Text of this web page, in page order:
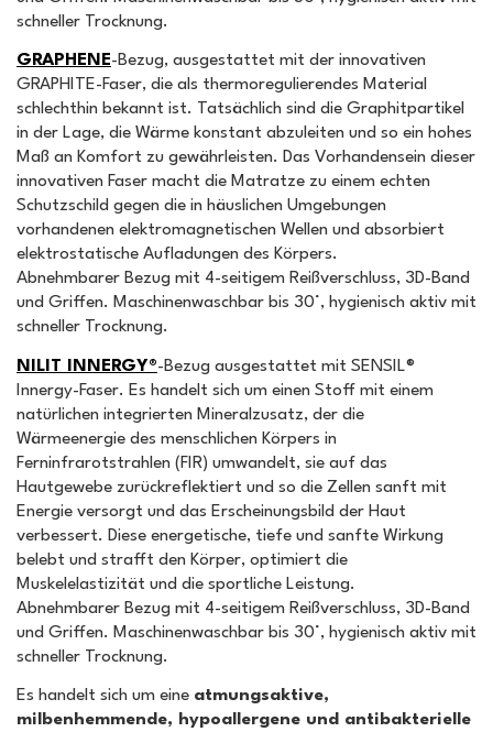
schneller Trocknung.
GRAPHENE-Bezug, ausgestattet mit der innovativen
GRAPHITE-Faser, die als thermoregulierendes Material
schlechthin bekannt ist. Tatsächlich sind die Graphitpartikel
in der Lage, die Wärme konstant abzuleiten und so ein hohes
Maß an Komfort zu gewährleisten. Das Vorhandensein dieser
innovativen Faser macht die Matratze zu einem echten
Schutzschild gegen die in häuslichen Umgebungen
vorhandenen elektromagnetischen Wellen und absorbiert
elektrostatische Aufladungen des Körpers.
Abnehmbarer Bezug mit 4-seitigem Reißverschluss, 3D-Band
und Griffen. Maschinenwaschbar bis 30°, hygienisch aktiv mit
schneller Trocknung.
NILIT INNERGY®-Bezug ausgestattet mit SENSIL®
Innergy-Faser. Es handelt sich um einen Stoff mit einem
natürlichen integrierten Mineralzusatz, der die
Wärmeenergie des menschlichen Körpers in
Ferninfrarotstrahlen (FIR) umwandelt, sie auf das
Hautgewebe zurückreflektiert und so die Zellen sanft mit
Energie versorgt und das Erscheinungsbild der Haut
verbessert. Diese energetische, tiefe und sanfte Wirkung
belebt und strafft den Körper, optimiert die
Muskelelastizität und die sportliche Leistung.
Abnehmbarer Bezug mit 4-seitigem Reißverschluss, 3D-Band
und Griffen. Maschinenwaschbar bis 30°, hygienisch aktiv mit
schneller Trocknung.
Es handelt sich um eine atmungsaktive,
milbenhemmende, hypoallergene und antibakterielle